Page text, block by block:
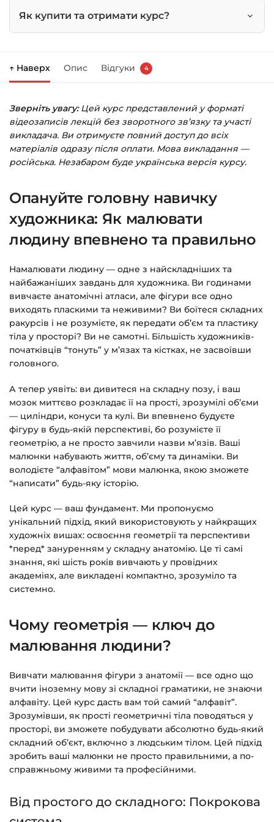
Як купити та отримати курс?
Праворуч з’явиться кошик — натисніть
Заповніть всі поля (пошта та пароль).
Оплатіть зручним способом (більше 8
способів оплати).
Натисніть її — і відкриється сторінка з
курсами.
Додатково посилання на курс прийде вам
Доступ до курсів: без обмежень за часом.
Детальніше про оплату та безпеку — у довідці
>>>
Питання?
Пишіть на info@siluette.com.uaабо в
чат на сайті.
↑ Наверх Опис Відгуки 4
Зверніть увагу:Цей курс представлений у форматі
відеозаписів лекцій без зворотного зв’язку та участі
викладача. Ви отримуєте повний доступ до всіх
матеріалів одразу після оплати. Мова викладання —
російська. Незабаром буде українська версія курсу.
Опануйте головну навичку
художника: Як малювати
людину впевнено та правильно
Намалювати людину — одне з найскладніших та
найбажаніших завдань для художника. Ви годинами
вивчаєте анатомічні атласи, але фігури все одно
виходять пласкими та неживими? Ви боїтеся складних
ракурсів і не розумієте, як передати об’єм та пластику
тіла у просторі? Ви не самотні. Більшість художників-
початківців “тонуть” у м’язах та кістках, не засвоївши
головного.
А тепер уявіть: ви дивитеся на складну позу, і ваш
мозок миттєво розкладає її на прості, зрозумілі об’єми
— циліндри, конуси та кулі. Ви впевнено будуєте
фігуру в будь-якій перспективі, бо розумієте її
геометрію, а не просто завчили назви м’язів. Ваші
малюнки набувають життя, об’єму та динаміки. Ви
володієте “алфавітом” мови малюнка, якою зможете
“написати” будь-яку історію.
Цей курс — ваш фундамент. Ми пропонуємо
унікальний підхід, який використовують у найкращих
художніх вишах: освоєння геометрії та перспективи
*перед* зануренням у складну анатомію. Це ті самі
знання, які шість років вивчають у провідних
академіях, але викладені компактно, зрозуміло та
системно.
Чому геометрія — ключ до
малювання людини?
Вивчати малювання фігури з анатомії — все одно що
вчити іноземну мову зі складної граматики, не знаючи
алфавіту. Цей курс дасть вам той самий “алфавіт”.
Зрозумівши, як прості геометричні тіла поводяться у
просторі, ви зможете побудувати абсолютно будь-який
складний об’єкт, включно з людським тілом. Цей підхід
зробить ваші малюнки не просто правильними, а по-
справжньому живими та професійними.
Від простого до складного: Покрокова